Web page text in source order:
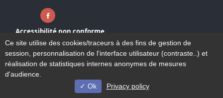
Facebook ( nouvelle fenêtre)
Accessibilité non conforme
Plan du site
Mentions légales
Contact
© Université de Lille - 2023
Ce site utilise des cookies/traceurs à des fins de gestion de
session, personnalisation de l'interface utilisateur (contraste..) et
réalisation de statistiques internes anonymes de mesures
d'audience.
Ok
Privacy policy